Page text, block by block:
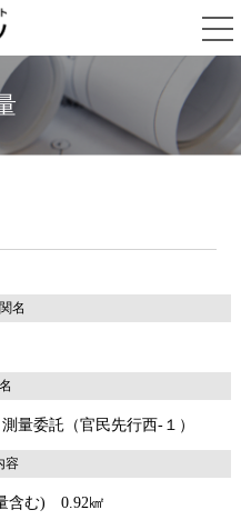
名
量委託（官民先行西-１）
容
含む) 0.92㎢